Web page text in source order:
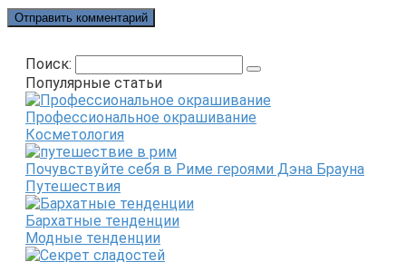
Поиск:
Популярные статьи
Профессиональное окрашивание
Косметология
Почувствуйте себя в Риме героями Дэна Брауна
Путешествия
Бархатные тенденции
Модные тенденции